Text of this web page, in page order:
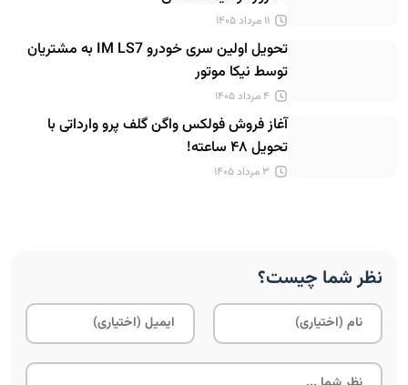
۱۱ مرداد ۱۴۰۵
تحویل اولین سری خودرو IM LS7 به مشتریان
توسط نیکا موتور
۴ مرداد ۱۴۰۵
آغاز فروش فولکس واگن گلف پرو وارداتی با
تحویل ۴۸ ساعته!
۳ مرداد ۱۴۰۵
نظر شما چیست؟